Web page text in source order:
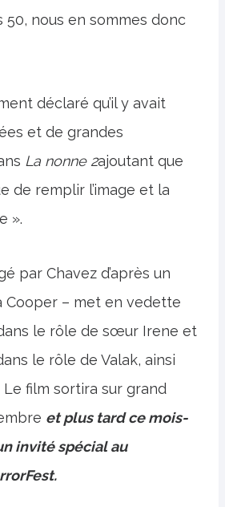
50, nous en sommes donc
déclaré qu’il y avait
et de grandes
La nonne 2ajoutant que
de remplir l’image et la
».
par Chavez d’après un
Cooper – met en vedette
le rôle de sœur Irene et
le rôle de Valak, ainsi
Le film sortira sur grand
et plus tard ce mois-
invité spécial au